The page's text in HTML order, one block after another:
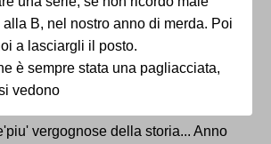
B, nel nostro anno di merda. Poi
a lasciargli il posto.
è sempre stata una pagliacciata,
vedono
vergognose della storia... Anno